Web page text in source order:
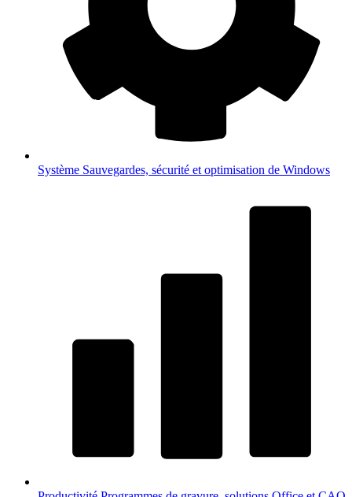
Système Sauvegardes, sécurité et optimisation de Windows